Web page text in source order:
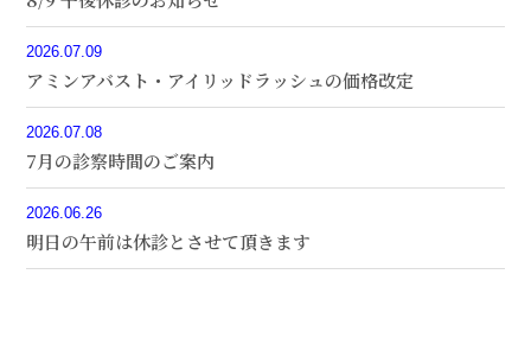
2026.07.09
アミンアバスト・アイリッドラッシュの価格改定
2026.07.08
7月の診察時間のご案内
2026.06.26
明日の午前は休診とさせて頂きます